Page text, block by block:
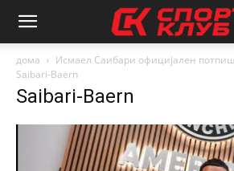
дома
Исмаел Саибари официјален
Saibari-Baern
Saibari-Baern